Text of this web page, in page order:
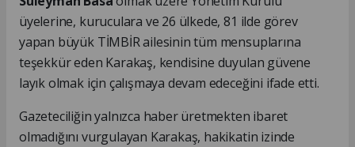
üyelerine, kuruculara ve 26 ülkede, 81 ilde görev
yapan büyük TİMBİR ailesinin tüm mensuplarına
teşekkür eden Karakaş, kendisine duyulan güvene
layık olmak için çalışmaya devam edeceğini ifade etti.
Gazeteciliğin yalnızca haber üretmekten ibaret
olmadığını vurgulayan Karakaş, hakikatin izinde